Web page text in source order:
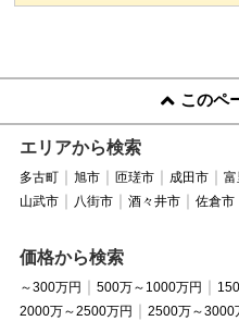
このペ
エリアから検索
多古町 旭市 匝瑳市 成田市
山武市
八街市 酒々井市 佐倉市
価格から検索
～300万円 500万～1000万円
2000万～2500万円
2500万～3000